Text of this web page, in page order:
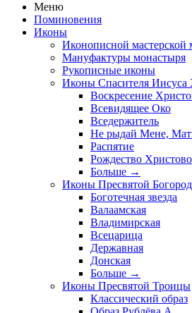
Меню
Поминовения
Иконы
Иконописной мастерской
Мануфактуры монастыря
Рукописные иконы
Иконы Спасителя Иисуса
Воскресение
Всевидящее Око
Вседержитель
Не рыдай Мене,
Распятие
Рождество Христово
Больше →
Иконы Пресвятой
Боготечная звезда
Валаамская
Владимирская
Всецарица
Державная
Донская
Больше →
Иконы Пресвятой Троицы
Классический образ